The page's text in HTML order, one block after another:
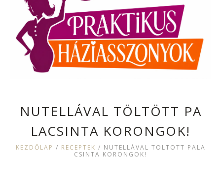
NUTELLÁVAL TÖLTÖTT PA
LACSINTA KORONGOK!
KEZDŐLAP / RECEPTEK / NUTELLÁVAL TÖLTÖTT PALA
CSINTA KORONGOK!